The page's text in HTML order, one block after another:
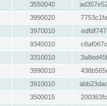
3550040
3990020
3970010
9340010
3310010
3990010
3910010
3500015